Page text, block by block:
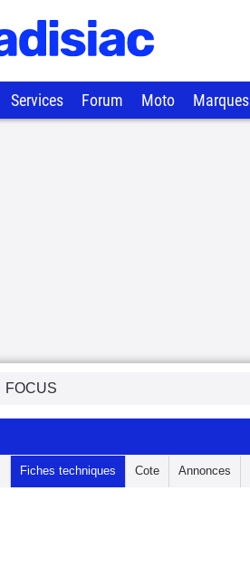
Services Forum Moto Marques
FOCUS
Fiches techniques Cote Annonces